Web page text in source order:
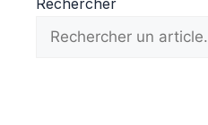
Rechercher